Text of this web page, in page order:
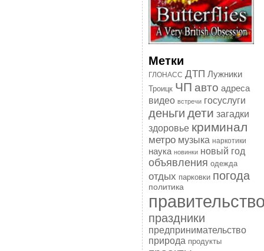
Метки
ГЛОНАСС ДТП Лужники
Троицк ЧП авто адреса
видео встречи госуслуги
деньги дети загадки
здоровье криминал
метро музыка наркотики
наука новинки новый год
объявления одежда
отдых парковки погода
политика
праздники
предпринимательство
природа продукты